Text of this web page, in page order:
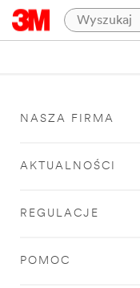
NASZA FIRMA
AKTUALNOŚCI
REGULACJE
POMOC